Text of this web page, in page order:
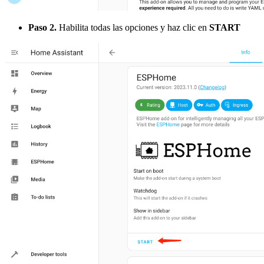
Paso 2. Habilita todas las opciones y haz clic en START